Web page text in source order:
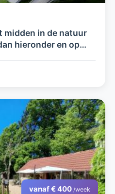
midden in de natuur
hieronder en op
vanaf € 400 /week